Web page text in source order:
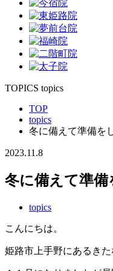
TOPICS topics
TOP
topics
冬に備えて準備を
2023.11.8
冬に備えて準備
topics
こんにちは。
姫路市上手野にあるき